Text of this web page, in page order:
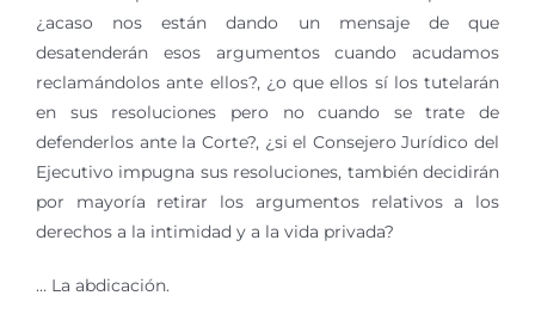
¿acaso nos están dando un mensaje de que
desatenderán esos argumentos cuando acudamos
reclamándolos ante ellos?, ¿o que ellos sí los tutelarán
en sus resoluciones pero no cuando se trate de
defenderlos ante la Corte?, ¿si el Consejero Jurídico del
Ejecutivo impugna sus resoluciones, también decidirán
por mayoría retirar los argumentos relativos a los
derechos a la intimidad y a la vida privada?
… La abdicación.